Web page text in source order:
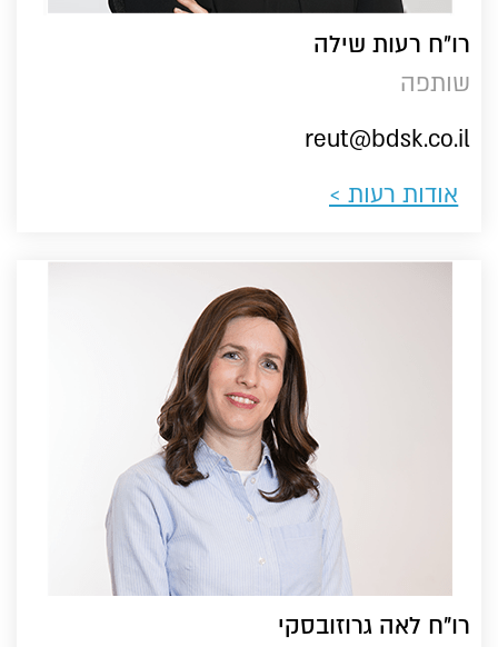
רו״ח רעות שילה
שותפה
reut@bdsk.co.il
אודות רעות >
רו"ח לאה גרוזובסקי